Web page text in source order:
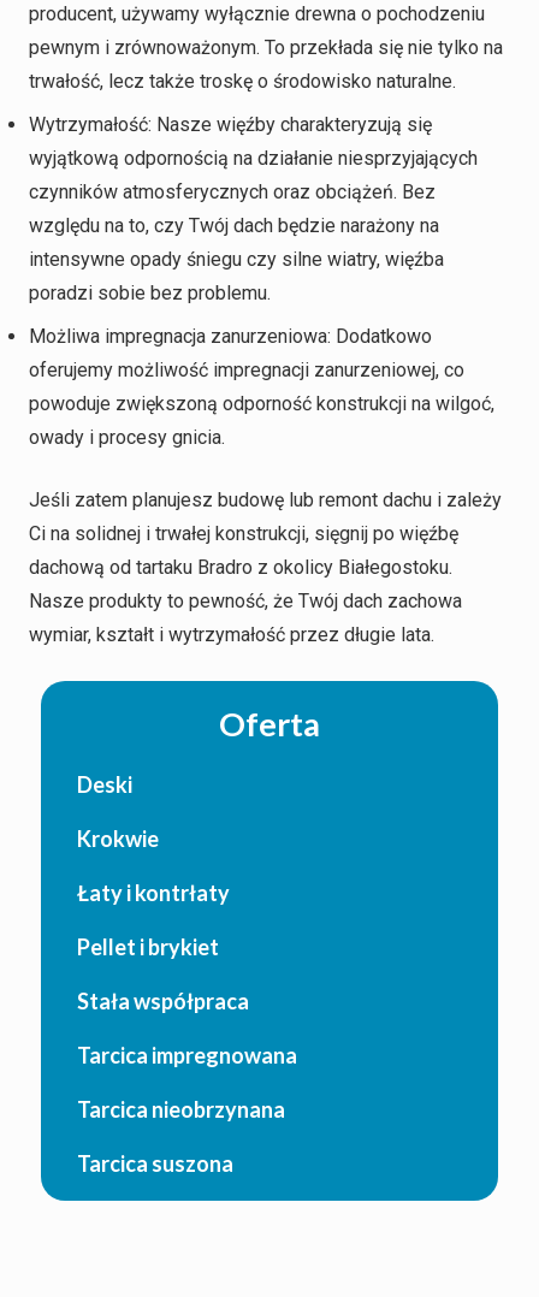
producent, używamy wyłącznie drewna o pochodzeniu
pewnym i zrównoważonym. To przekłada się nie tylko na
trwałość, lecz także troskę o środowisko naturalne.
Wytrzymałość: Nasze więźby charakteryzują się
wyjątkową odpornością na działanie niesprzyjających
czynników atmosferycznych oraz obciążeń. Bez
względu na to, czy Twój dach będzie narażony na
intensywne opady śniegu czy silne wiatry, więźba
poradzi sobie bez problemu.
Możliwa impregnacja zanurzeniowa: Dodatkowo
oferujemy możliwość impregnacji zanurzeniowej, co
powoduje zwiększoną odporność konstrukcji na wilgoć,
owady i procesy gnicia.
Jeśli zatem planujesz budowę lub remont dachu i zależy
Ci na solidnej i trwałej konstrukcji, sięgnij po więźbę
dachową od tartaku Bradro z okolicy Białegostoku.
Nasze produkty to pewność, że Twój dach zachowa
wymiar, kształt i wytrzymałość przez długie lata.
Oferta
Deski
Krokwie
Łaty i kontrłaty
Pellet i brykiet
Stała współpraca
Tarcica impregnowana
Tarcica nieobrzynana
Tarcica suszona